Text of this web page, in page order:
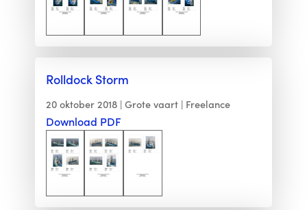
Rolldock Storm
20 oktober 2018 Grote vaart Freelance
Download PDF